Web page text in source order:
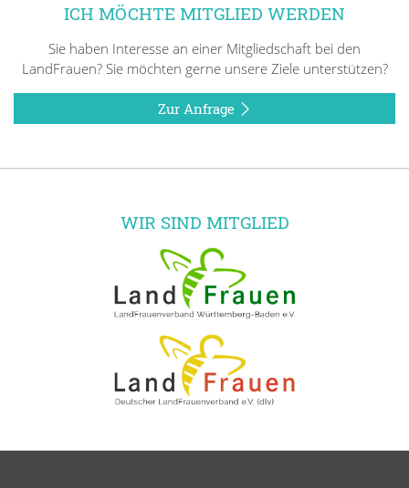
ICH MÖCHTE MITGLIED WERDEN
Sie haben Interesse an einer Mitgliedschaft bei den
LandFrauen? Sie möchten gerne unsere Ziele unterstützen?
Zur Anfrage
WIR SIND MITGLIED